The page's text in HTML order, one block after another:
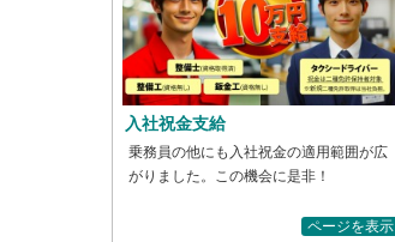
入社祝金支給
乗務員の他にも入社祝金の適用範囲が広
がりました。この機会に是非！
ページを表示